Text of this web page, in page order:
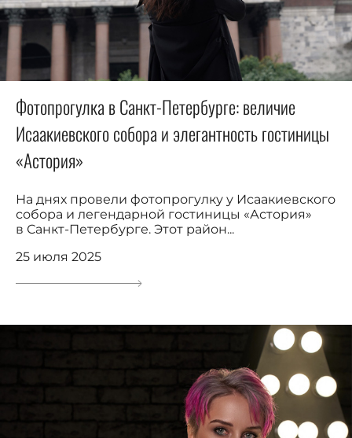
Фотопрогулка в Санкт-Петербурге: величие
Исаакиевского собора и элегантность гостиницы
«Астория»
На днях провели фотопрогулку у Исаакиевского
собора и легендарной гостиницы «Астория»
в Санкт-Петербурге. Этот район...
25 июля 2025